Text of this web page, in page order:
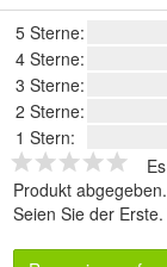
5 Sterne:
4 Sterne:
3 Sterne:
2 Sterne:
1 Stern:
Produkt abgegeben.
Seien Sie der Erste.